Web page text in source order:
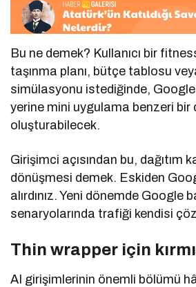
Bu ne demek? Kullanıcı bir
taşınma planı, bütçe tablosu
simülasyonu istediğinde,
yerine mini uygulama benzeri bir
oluşturabilecek.
Girişimci açısından bu, dağıtım
dönüşmesi demek. Eskiden
alırdınız. Yeni dönemde Google
senaryolarında trafiği kendisi
Thin wrapper için
AI girişimlerinin önemli bölümü